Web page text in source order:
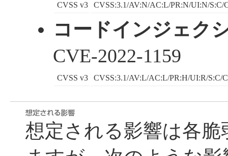
CVSS v3 CVSS:3.1/AV:N/AC:L/PR:N/UI:N/S:C/
コードインジェク
CVE-2022-1159
CVSS v3 CVSS:3.1/AV:L/AC:L/PR:H/UI:R/S:C/
想定される影響は各